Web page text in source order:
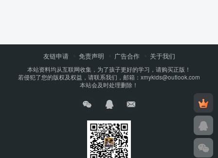
友链申请 免责声明 广告合作 关于我们
本站资料均从互联网收集，为了孩子更好的学习，请购买正版！
若侵犯了您的版权及权益，请联系我们，邮箱：xmykids@outlook.com
本站会及时处理删除！